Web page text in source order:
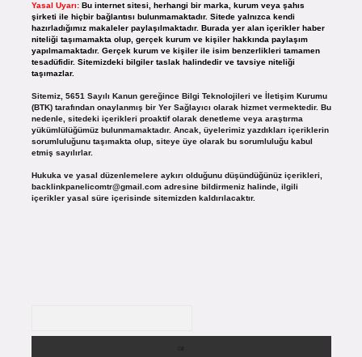
Yasal Uyarı: Bu internet sitesi, herhangi bir marka, kurum veya şahıs
şirketi ile hiçbir bağlantısı bulunmamaktadır. Sitede yalnızca kendi
hazırladığımız makaleler paylaşılmaktadır. Burada yer alan içerikler haber
niteliği taşımamakta olup, gerçek kurum ve kişiler hakkında paylaşım
yapılmamaktadır. Gerçek kurum ve kişiler ile isim benzerlikleri tamamen
tesadüfidir. Sitemizdeki bilgiler taslak halindedir ve tavsiye niteliği
taşımazlar.
Sitemiz, 5651 Sayılı Kanun gereğince Bilgi Teknolojileri ve İletişim Kurumu
(BTK) tarafından onaylanmış bir Yer Sağlayıcı olarak hizmet vermektedir. Bu
nedenle, sitedeki içerikleri proaktif olarak denetleme veya araştırma
yükümlülüğümüz bulunmamaktadır. Ancak, üyelerimiz yazdıkları içeriklerin
sorumluluğunu taşımakta olup, siteye üye olarak bu sorumluluğu kabul
etmiş sayılırlar.
Hukuka ve yasal düzenlemelere aykırı olduğunu düşündüğünüz içerikleri,
backlinkpanelicomtr@gmail.comadresine bildirmeniz halinde, ilgili
içerikler yasal süre içerisinde sitemizden kaldırılacaktır.